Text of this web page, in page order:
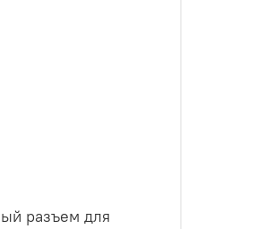
разъем для